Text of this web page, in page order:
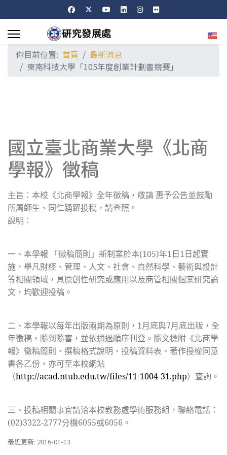
選擇
你目前位置: 首頁
最新消息
東南科技大學「105年度創業計劃書競賽」
國立臺北商業大學《北商
學報》徵稿
主旨：本校《北商學報》全年徵稿，敬請 惠予公告並鼓勵
所屬師生、同仁踴躍投稿，請查照。
說明：
一、本學報 「徵稿簡則」新制業於本(105)年1日1日起實
施，舉凡財經、管理、人文、社會、自然科學、藝術與設計
等相關領域，具原創性研究或應用以及商管相關個案研究論
文，均歡迎投稿。
二、本學報以每年出版兩期為原則， 1月底與7月底出版，全
年徵稿，隨到隨審，並依通過順序刊登。隨文檢附《北商學
報》徵稿簡則、撰稿格式說明、投稿資料表、著作授權同意
書各乙份，亦可至本校網站
（http://acad.ntub.edu.tw/files/11-1004-31.php）查詢。
三、投稿相關事宜請洽本校教務處學術服務組，聯絡電話：
(02)3322-2777分機6055或6056 。
最近更新: 2016-01-13